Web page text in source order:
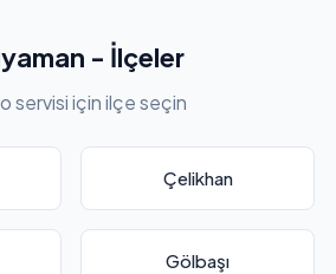
- İlçeler
servisi için ilçe seçin
Çelikhan
Gölbaşı